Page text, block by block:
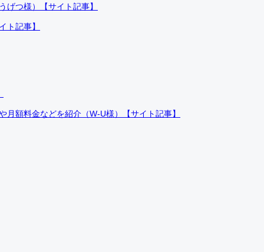
げつ様）【サイト記事】
ト記事】
額料金などを紹介（W-U様）【サイト記事】